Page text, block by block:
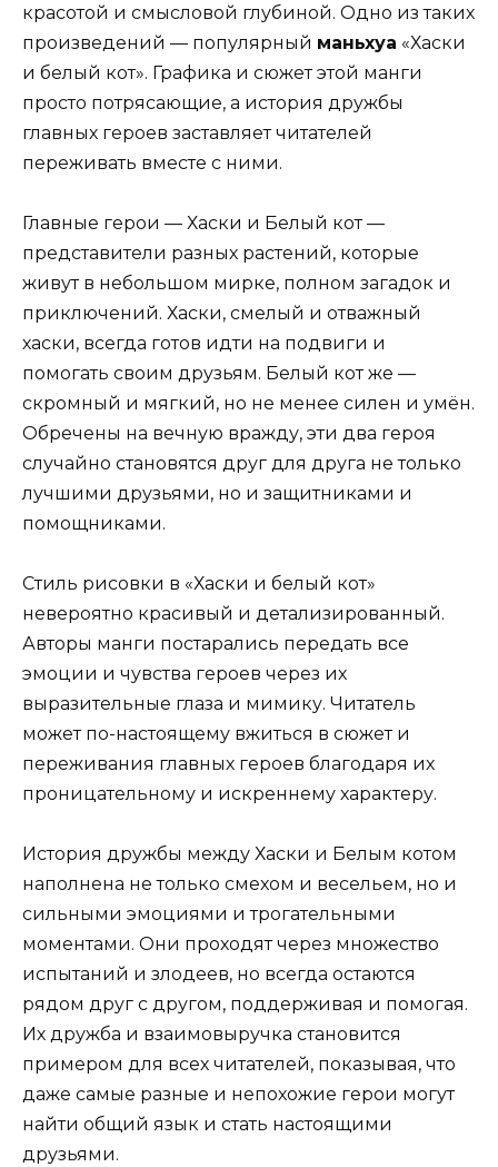
красотой и смысловой глубиной. Одно из таких
произведений — популярный маньхуа «Хаски
и белый кот». Графика и сюжет этой манги
просто потрясающие, а история дружбы
главных героев заставляет читателей
переживать вместе с ними.
Главные герои — Хаски и Белый кот —
представители разных растений, которые
живут в небольшом мирке, полном загадок и
приключений. Хаски, смелый и отважный
хаски, всегда готов идти на подвиги и
помогать своим друзьям. Белый кот же —
скромный и мягкий, но не менее силен и умён.
Обречены на вечную вражду, эти два героя
случайно становятся друг для друга не только
лучшими друзьями, но и защитниками и
помощниками.
Стиль рисовки в «Хаски и белый кот»
невероятно красивый и детализированный.
Авторы манги постарались передать все
эмоции и чувства героев через их
выразительные глаза и мимику. Читатель
может по-настоящему вжиться в сюжет и
переживания главных героев благодаря их
проницательному и искреннему характеру.
История дружбы между Хаски и Белым котом
наполнена не только смехом и весельем, но и
сильными эмоциями и трогательными
моментами. Они проходят через множество
испытаний и злодеев, но всегда остаются
рядом друг с другом, поддерживая и помогая.
Их дружба и взаимовыручка становится
примером для всех читателей, показывая, что
даже самые разные и непохожие герои могут
найти общий язык и стать настоящими
друзьями.